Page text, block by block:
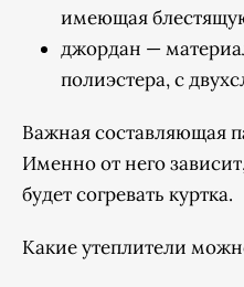
имеющая
джордан —
полиэстера, с
Важная составляющая
Именно от него
будет согревать куртка.
Какие утеплители